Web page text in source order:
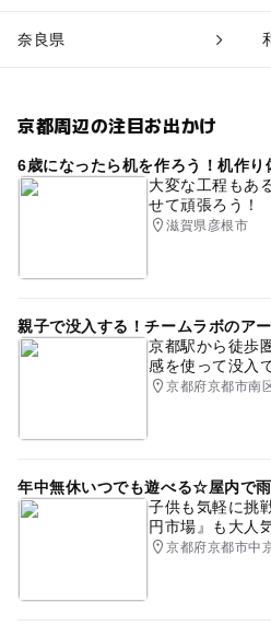
奈良県
京都周辺の注目お出かけ
6歳になったら机を作ろう！机作
大変な工程もあ
せて頑張ろう！
滋賀県彦根市
親子で没入する！チームラボのア
京都駅から徒歩
感を使って没入
京都府京都市南
年中無休いつでも遊べる☆屋内で
子供も気軽に挑
円市場』も大人
京都府京都市中